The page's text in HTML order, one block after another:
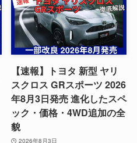
【速報】トヨタ 新型 ヤリ
スクロス GRスポーツ 2026
年8月3日発売 進化したスペ
ック・価格・4WD追加の全
貌
2026年8月3日